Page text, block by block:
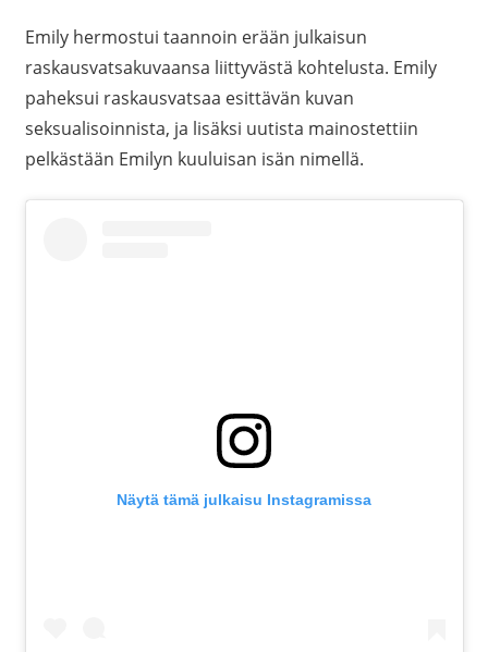
Emily hermostui taannoin erään julkaisun
raskausvatsakuvaansa liittyvästä kohtelusta. Emily
paheksui raskausvatsaa esittävän kuvan
seksualisoinnista, ja lisäksi uutista mainostettiin
pelkästään Emilyn kuuluisan isän nimellä.
Näytä tämä julkaisu Instagramissa